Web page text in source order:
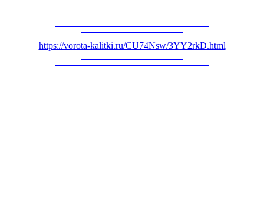
https://vorota-kalitki.ru/CU74Nsw/3YY2rkD.html